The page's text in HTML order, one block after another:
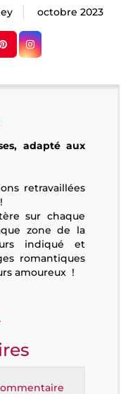
octobre 2023
adapté aux
retravaillées
sur chaque
zone de la
indiqué et
romantiques
amoureux !